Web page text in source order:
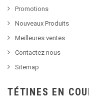
Promotions
Nouveaux Produits
Meilleures ventes
Contactez nous
Sitemap
TÉTINES EN